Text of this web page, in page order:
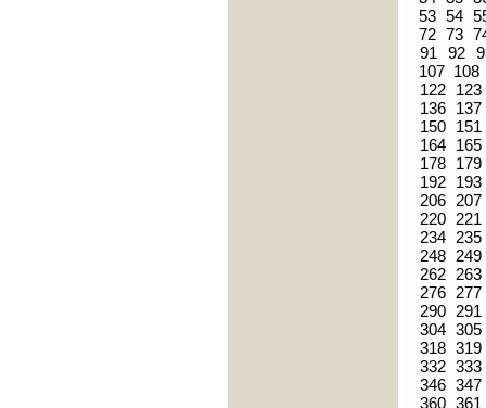
53 54
72 73
91
92
107 108
122
123
136
137
150
151
164
165
178
179
192
193
206 207
220
221
234
235
248
249
262
263
276
277
290
291
304 305
318 319
332 333
346 347
360 361